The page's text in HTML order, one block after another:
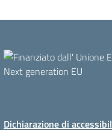
Dichiarazione di